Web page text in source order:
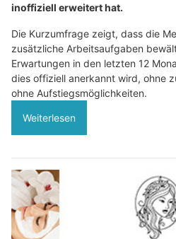
inoffiziell erweitert hat.
Die Kurzumfrage zeigt, dass die
zusätzliche Arbeitsaufgaben
Erwartungen in den letzten 12
dies offiziell anerkannt wird, ohne
ohne Aufstiegsmöglichkeiten.
Weiterlesen